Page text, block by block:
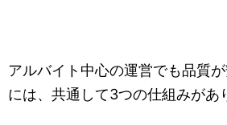
アルバイト中心の運営でも品質
には、共通して3つの仕組みがあ